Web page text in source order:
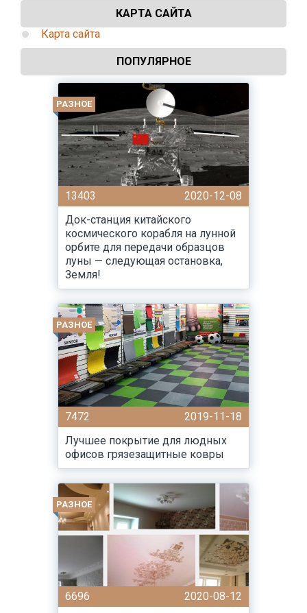
КАРТА САЙТА
Карта сайта
ПОПУЛЯРНОЕ
РАЗНОЕ
13403
2020-12-08
Док-станция китайского
космического корабля на лунной
орбите для передачи образцов
луны — следующая остановка,
Земля!
РАЗНОЕ
7472
2019-11-18
Лучшее покрытие для людных
офисов грязезащитные ковры
РАЗНОЕ
6696
2020-08-12